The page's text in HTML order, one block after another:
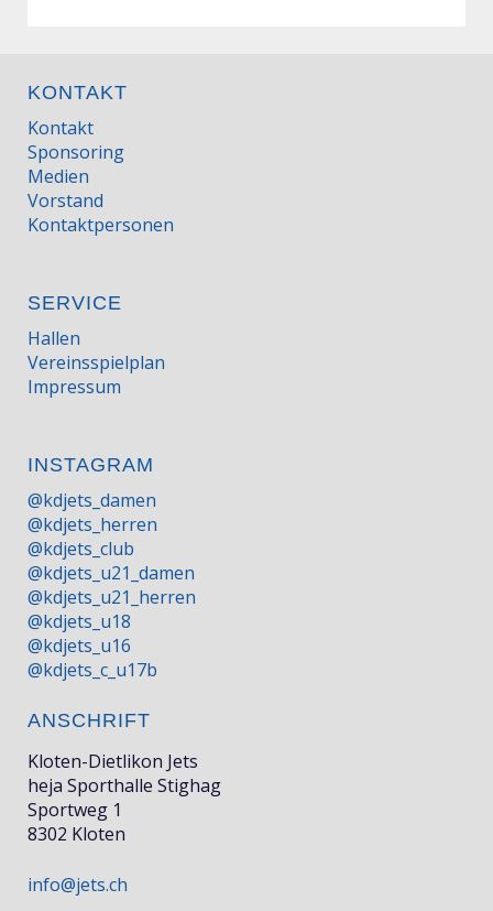
KONTAKT
Kontakt
Sponsoring
Medien
Vorstand
Kontaktpersonen
SERVICE
Hallen
Vereinsspielplan
Impressum
INSTAGRAM
@kdjets_damen
@kdjets_herren
@kdjets_club
@kdjets_u21_damen
@kdjets_u21_herren
@kdjets_u18
@kdjets_u16
@kdjets_c_u17b
ANSCHRIFT
Kloten-Dietlikon Jets
heja Sporthalle Stighag
Sportweg 1
8302 Kloten
info@jets.ch